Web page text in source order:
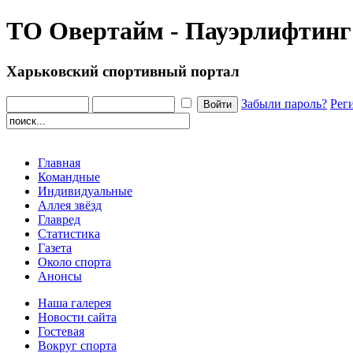
ТО Овертайм - Пауэрлифтинг
Харьковский спортивный портал
Забыли пароль?
Главная
Командные
Индивидуальные
Аллея звёзд
Главред
Статистика
Газета
Около спорта
Анонсы
Наша галерея
Новости сайта
Гостевая
Вокруг спорта